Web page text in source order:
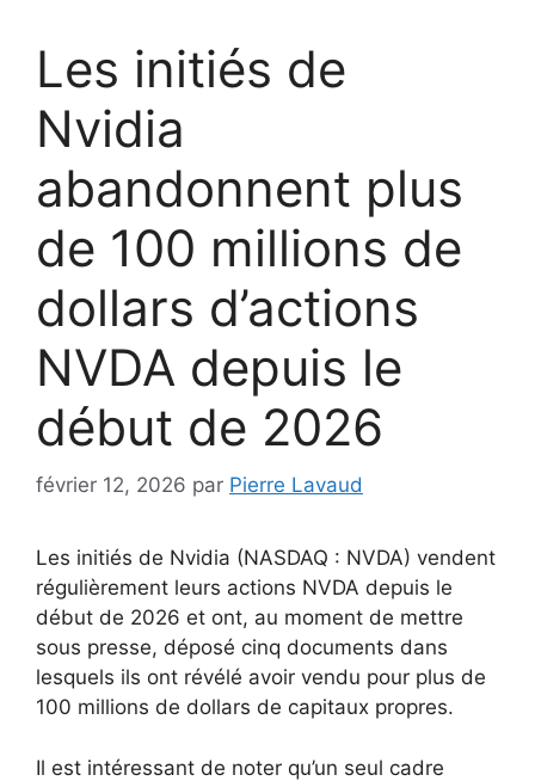
Les initiés de
Nvidia
abandonnent plus
de 100 millions de
dollars d’actions
NVDA depuis le
début de 2026
février 12, 2026 par Pierre Lavaud
Les initiés de Nvidia (NASDAQ : NVDA) vendent
régulièrement leurs actions NVDA depuis le
début de 2026 et ont, au moment de mettre
sous presse, déposé cinq documents dans
lesquels ils ont révélé avoir vendu pour plus de
100 millions de dollars de capitaux propres.
Il est intéressant de noter qu’un seul cadre